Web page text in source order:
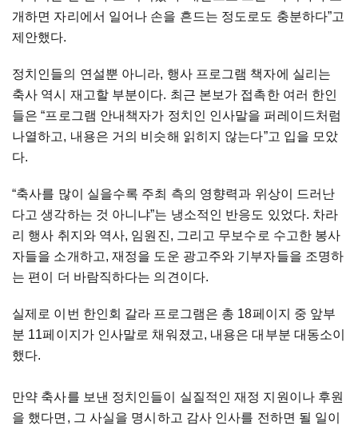
개하면 자리에서 일어나 손을 흔드는 정도로도 충분하다”고
제안했다.
정치인들의 연설뿐 아니라, 행사 프로그램 책자에 실리는
축사 역시 재고할 부분이다. 최근 본보가 접촉한 여러 한인
들은 “프로그램 안내책자가 정치인 인사말을 퍼레이드처럼
나열하고, 내용은 거의 비슷해 읽히지 않는다”고 입을 모았
다.
“축사를 많이 실을수록 주최 측의 영향력과 위상이
드러난
다고 생각하는 것 아니냐”는 냉소적인 반응도 있었다. 차라
리 행사 취지와 역사, 임원진, 그리고 무보수로 수고한 봉사
자들을 소개하고,재정을 도운 광고주와 기부자들을 조명하
는 편이 더 바람직하다는 의견이다.
실제로 이번 한인회 갈라 프로그램은 총 18페이지 중 앞부
분 11페이지가 인사말로 채워졌고, 내용은 대부분 대동소이
했다.
만약 축사를 보낸 정치인들이 실질적인 재정 지원이나 후원
을 했다면 , 그 사실을 명시하고 감사 인사를 전하면 될 일이